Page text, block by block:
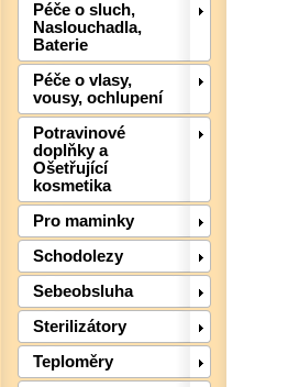
Péče o sluch,
Naslouchadla,
Baterie
Péče o vlasy,
vousy, ochlupení
Potravinové
doplňky a
Ošetřující
kosmetika
Pro maminky
Schodolezy
Sebeobsluha
Sterilizátory
Teploměry